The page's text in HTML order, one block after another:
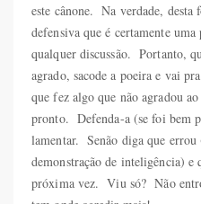
este cânone. Na verdade, desta
defensiva que é certamente
qualquer discussão. Portanto,
agrado, sacode a poeira e vai
que fez algo que não agradou
pronto. Defenda-a (se foi bem
lamentar. Senão diga que errou
demonstração de inteligência) e
próxima vez. Viu só? Não